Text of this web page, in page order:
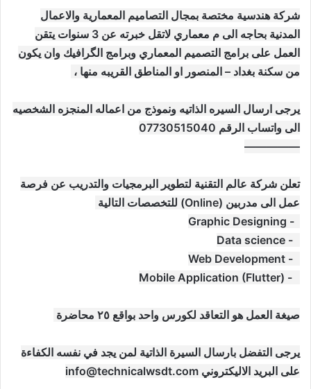
شركة هندسية مختصة بمجال التصاميم المعمارية والاعمال
المدنية بحاجه الى م معماري لاتقل خبرته عن 3 سنوات يتقن
العمل على برامج التصميم المعماري وبرامج الگرافيك وان يكون
من سكنة بغداد – المنصور او المناطق القريبه منها ،
يرجى ارسال السيره الذاتيه ونموذج من اعماله المنجزه الشخصيه
الى واتساب الرقم 07730515040
—————
تعلن شركة عالم التقنية لتطوير البرمجيات والتدريب عن فرصة
عمل الى مدربين (Online) للتخصصات التالية
صيغة العمل هو التعاقد لكورس واحد بواقع ٢٥ محاضرة
يرجى التفضل بارسال السيرة الذاتية لمن يجد في نفسه الكفاءة
على البريد الاليكتروني info@technicalwsdt.com